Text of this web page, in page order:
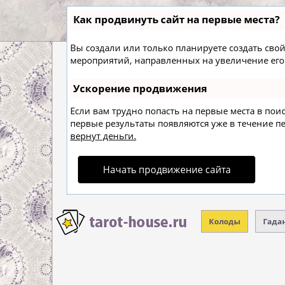
Как продвинуть сайт на первые места?
Вы создали или только планируете создать
мероприятий, направленных на увеличение
Ускорение продвижения
Если вам трудно попасть на первые места в
первые результаты появляются уже в течение
вернут деньги.
Начать продвижение сайта
Колоды